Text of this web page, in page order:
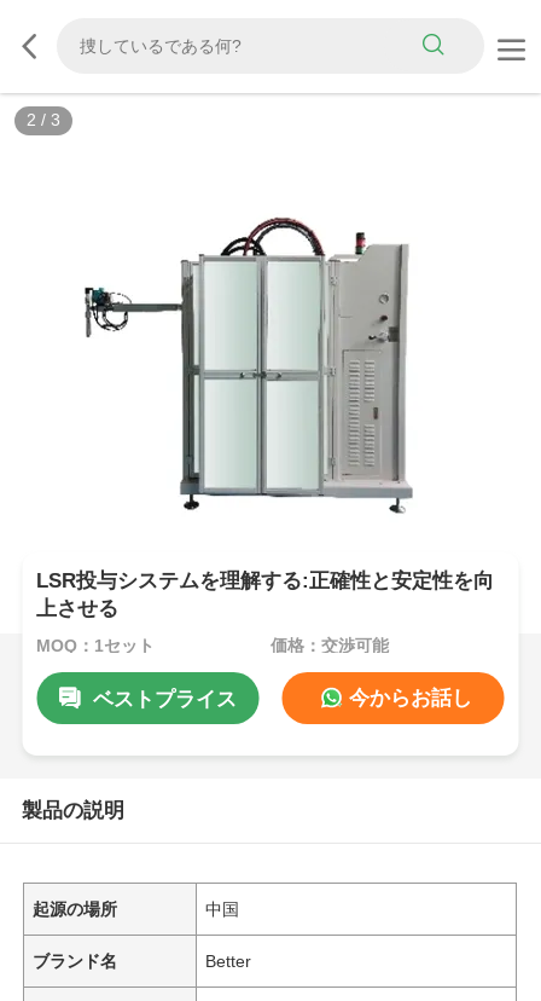
2 / 3
LSR投与システムを理解する:正確性と安定性を向
上させる
MOQ：1セット 価格：交渉可能
ベストプライス 今からお話し
製品の説明
起源の場所 中国
ブランド名 Better